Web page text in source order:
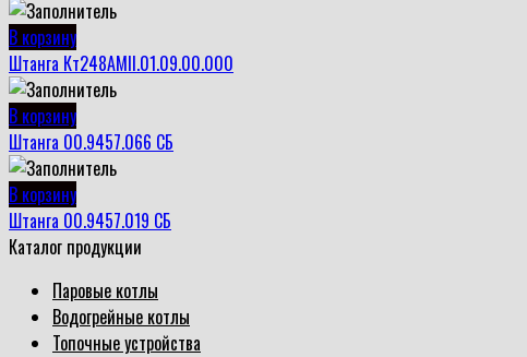
В корзину
Штанга Кт248АМII.01.09.00.000
В корзину
Штанга 00.9457.066 СБ
В корзину
Штанга 00.9457.019 СБ
Каталог продукции
Паровые котлы
Водогрейные котлы
Топочные устройства